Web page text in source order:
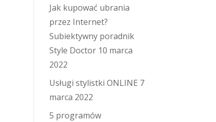
Jak kupować ubrania
przez Internet?
Subiektywny poradnik
Style Doctor 10 marca
2022
Usługi stylistki ONLINE 7
marca 2022
5 programów